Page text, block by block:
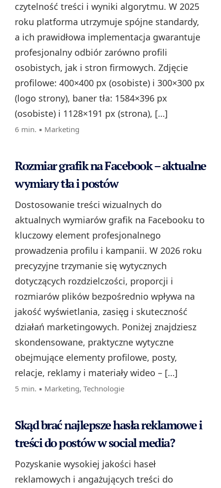
czytelność treści i wyniki algorytmu. W 2025
roku platforma utrzymuje spójne standardy,
a ich prawidłowa implementacja gwarantuje
profesjonalny odbiór zarówno profili
osobistych, jak i stron firmowych. Zdjęcie
profilowe: 400×400 px (osobiste) i 300×300 px
(logo strony), baner tła: 1584×396 px
(osobiste) i 1128×191 px (strona), […]
6 min. ▪ Marketing
Rozmiar grafik na Facebook – aktualne
wymiary tła i postów
Dostosowanie treści wizualnych do
aktualnych wymiarów grafik na Facebooku to
kluczowy element profesjonalnego
prowadzenia profilu i kampanii. W 2026 roku
precyzyjne trzymanie się wytycznych
dotyczących rozdzielczości, proporcji i
rozmiarów plików bezpośrednio wpływa na
jakość wyświetlania, zasięg i skuteczność
działań marketingowych. Poniżej znajdziesz
skondensowane, praktyczne wytyczne
obejmujące elementy profilowe, posty,
relacje, reklamy i materiały wideo – […]
5 min. ▪ Marketing, Technologie
Skąd brać najlepsze hasła reklamowe i
treści do postów w social media?
Pozyskanie wysokiej jakości haseł
reklamowych i angażujących treści do